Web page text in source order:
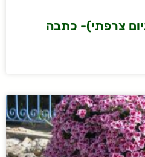
צרפתי)- כתבה